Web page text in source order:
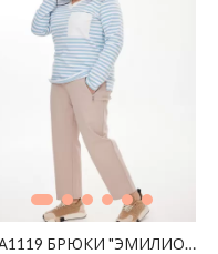
БРЮКИ "ЭМИЛИО"